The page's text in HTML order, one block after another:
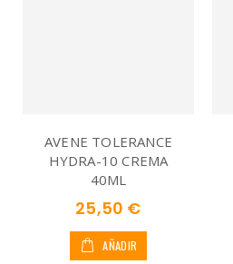
AVENE TOLERANCE
HYDRA-10 CREMA
40ML
25,50 €
AÑADIR